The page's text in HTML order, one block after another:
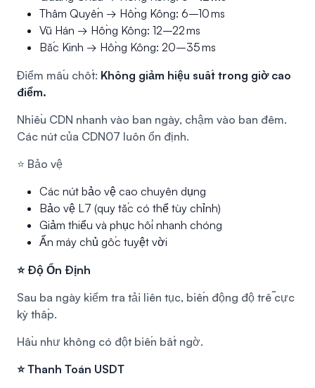
Thâm Quyến → Hồng Kông: 6–10 ms
Vũ Hán → Hồng Kông: 12–22 ms
Bắc Kinh → Hồng Kông: 20–35 ms
Điểm mấu chốt: Không giảm hiệu suất trong giờ cao
điểm.
Nhiều CDN nhanh vào ban ngày, chậm vào ban đêm.
Các nút của CDN07 luôn ổn định.
⭐ Bảo vệ
Các nút bảo vệ cao chuyên dụng
Bảo vệ L7 (quy tắc có thể tùy chỉnh)
Giảm thiểu và phục hồi nhanh chóng
Ẩn máy chủ gốc tuyệt vời
⭐ Độ Ổn Định
Sau ba ngày kiểm tra tải liên tục, biến động độ trễ cực
kỳ thấp.
Hầu như không có đột biến bất ngờ.
⭐ Thanh Toán USDT